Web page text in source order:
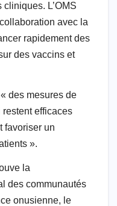
L’OMS
avec la
rapidement des
des vaccins et
des mesures de
efficaces
favoriser un
».
la
des communautés
onusienne, le